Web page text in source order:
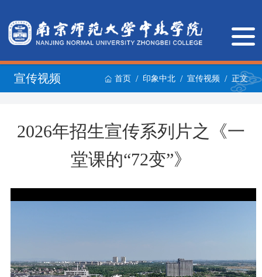
宣传视频 首页 / 印象中北 / 宣传视频 / 正文
2026年招生宣传系列片之《一
堂课的“72变”》